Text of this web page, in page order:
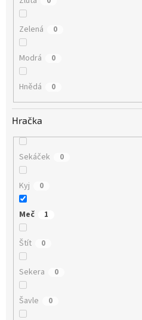
Zelená 0
Modrá 0
Hnědá 0
Hračka
Sekáček 0
Kyj 0
Meč 1
Štít 0
Sekera 0
Šavle 0